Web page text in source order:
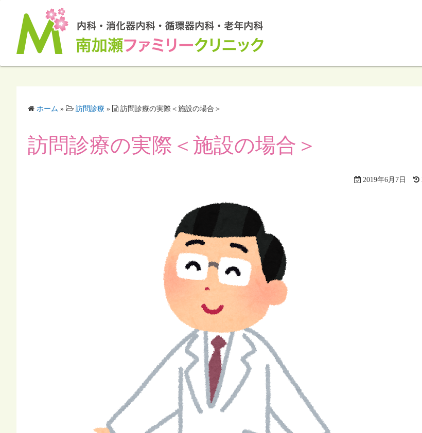
ホーム » 訪問診療 » 訪問診療の実際＜施設の場合＞
訪問診療の実際＜施設の場合＞
2019年6月7日